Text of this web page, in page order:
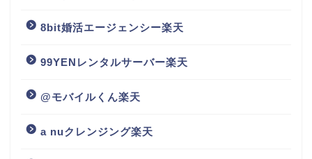
8bit婚活エージェンシー楽天
99YENレンタルサーバー楽天
@モバイルくん楽天
a nuクレンジング楽天